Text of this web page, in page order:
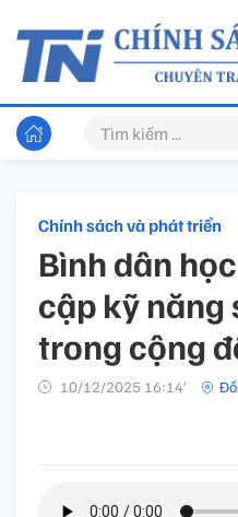
Chính sách và phát triển
Bình dân
cập kỹ năng
trong cộng
10/12/2025 16:14’